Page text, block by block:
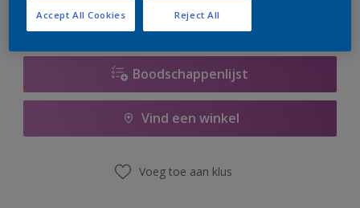
Boodschappenlijst
Vind een winkel
Voeg toe aan klus
Reject All
Accept All Cookies